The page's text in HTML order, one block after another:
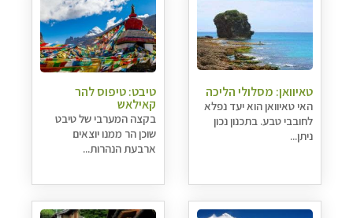
טאיוואן: מסלולי הליכה
האי טאיוואן הוא יעד נפלא
לחובבי טבע. בתכנון נכון
ניתן...
טיבט: טיפוס להר
קאילאש
בקצה המערבי של טיבט
שוכן הר ממנו יוצאים
ארבעת הנהרות...